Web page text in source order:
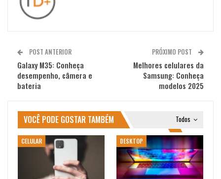
POST ANTERIOR
Galaxy M35: Conheça
desempenho, câmera e
bateria
PRÓXIMO POST
Melhores celulares da
Samsung: Conheça
modelos 2025
Todos
VOCÊ PODE GOSTAR TAMBÉM
CELULAR DESKTOP